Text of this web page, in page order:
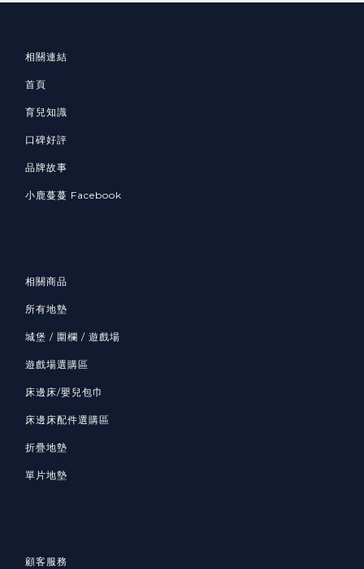
相關連結
首頁
育兒知識
口碑好評
品牌故事
小鹿蔓蔓 Facebook
相關商品
所有地墊
城堡 / 圍欄 / 遊戲場
遊戲場選購區
床邊床/嬰兒包巾
床邊床配件選購區
折疊地墊
單片地墊
顧客服務